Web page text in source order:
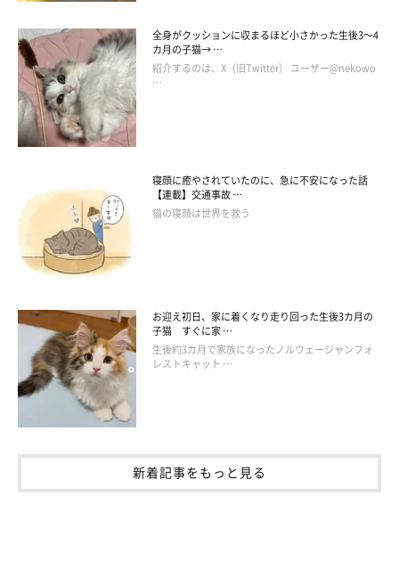
協力／anicas
参照／Instagram（@yuandtoro
文／Ayano Yamabuki
全身がクッションに収まるほど小さかった生後3～4
カ月の子猫→ …
紹介するのは、X（旧Twitter） ユーザー@nekowo
…
寝顔に癒やされていたのに、急に不安になった話
【連載】交通事故 …
猫の寝顔は世界を救う
お迎え初日、家に着くなり走り回った生後3カ月の
子猫 すぐに家 …
生後約3カ月で家族になったノルウェージャンフォ
レストキャット …
新着記事をもっと見る